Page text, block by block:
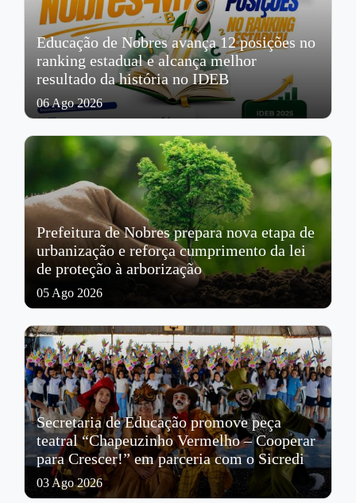
Educação de Nobres avança 12 posições no
ranking estadual e alcança melhor
resultado da história no IDEB
06 Ago 2026
Prefeitura de Nobres prepara nova etapa de
urbanização e reforça cumprimento da lei
de proteção à arborização
05 Ago 2026
Secretaria de Educação promove peça
teatral “Chapeuzinho Vermelho – Cooperar
para Crescer!” em parceria com o Sicredi
03 Ago 2026